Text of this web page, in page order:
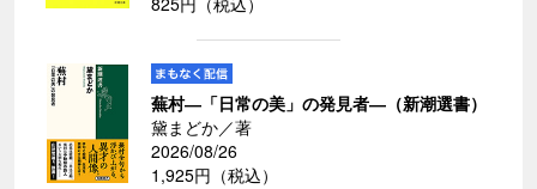
蕪村―「日常の美」の発見者―（新潮選書）
黛まどか／著
2026/08/26
1,925円（税込）